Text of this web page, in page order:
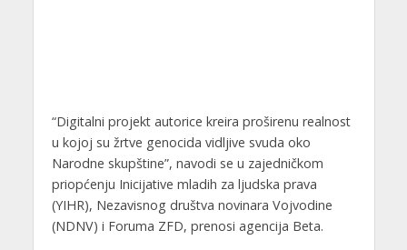
“Digitalni projekt autorice kreira proširenu realnost
u kojoj su žrtve genocida vidljive svuda oko
Narodne skupštine”, navodi se u zajedničkom
priopćenju Inicijative mladih za ljudska prava
(YIHR), Nezavisnog društva novinara Vojvodine
(NDNV) i Foruma ZFD, prenosi agencija Beta.